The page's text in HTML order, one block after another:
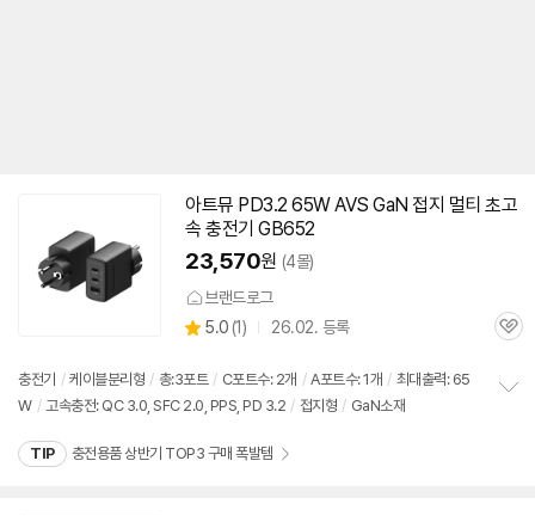
아트뮤 PD3.2 65WAVS GaN 접지 멀티 초고
속 충전기 GB652
23,570원 (4몰)
브랜드로그
별
5.0 (상
리
뷰
1) 26.02. 등록
관
충전기 / 케이블분리형 / 총:3포트 / C포트수: 2개 / A포트수: 1개 / 최대출력: 65
W / 고속충전: QC 3.0, SFC 2.0, PPS, PD 3.2 / 접지형 / GaN소재
TIP 충전용품 상반기 TOP3 구매 폭발템